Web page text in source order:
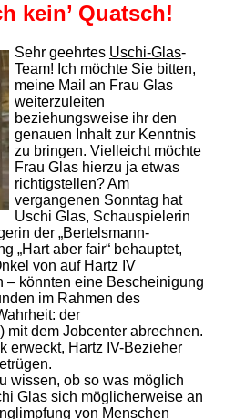
kein’ Quatsch!
Sehr geehrtes Uschi-Glas-
Team! Ich möchte Sie bitten,
meine Mail an Frau Glas
weiterzuleiten
beziehungsweise ihr den
genauen Inhalt zur Kenntnis
zu bringen. Vielleicht möchte
Frau Glas hierzu ja etwas
richtigstellen? Am
vergangenen Sonntag hat
Uschi Glas, Schauspielerin
der „Bertelsmann-
„Hart aber fair“ behauptet,
von auf Hartz IV
– könnten eine Bescheinigung
im Rahmen des
der
mit dem Jobcenter abrechnen.
erweckt, Hartz IV-Bezieher
wissen, ob so was möglich
Glas sich möglicherweise an
von Menschen